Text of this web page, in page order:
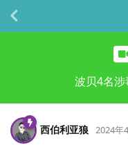
波贝4名涉
西伯利亚狼 2024年